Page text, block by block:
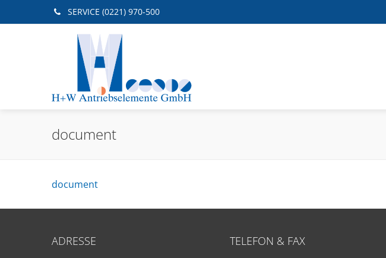
SERVICE (0221) 970-500
document
document
ADRESSE TELEFON & FAX